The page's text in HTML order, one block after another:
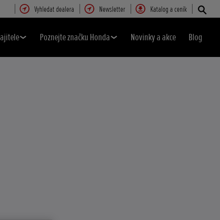
Vyhledat dealera Newsletter Katalog a ceník
Poznejte značku Honda Novinky a akce Blog